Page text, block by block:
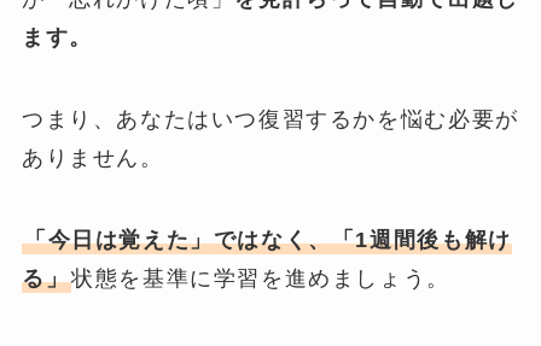
ます。
つまり、あなたはいつ復習するかを悩む必要が
ありません。
「今日は覚えた」ではなく、「1週間後も解け
る」状態を基準に学習を進めましょう。